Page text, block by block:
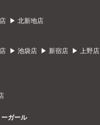
▶ 北新地店
▶ 池袋店 ▶ 新宿店 ▶
上野店
ガール